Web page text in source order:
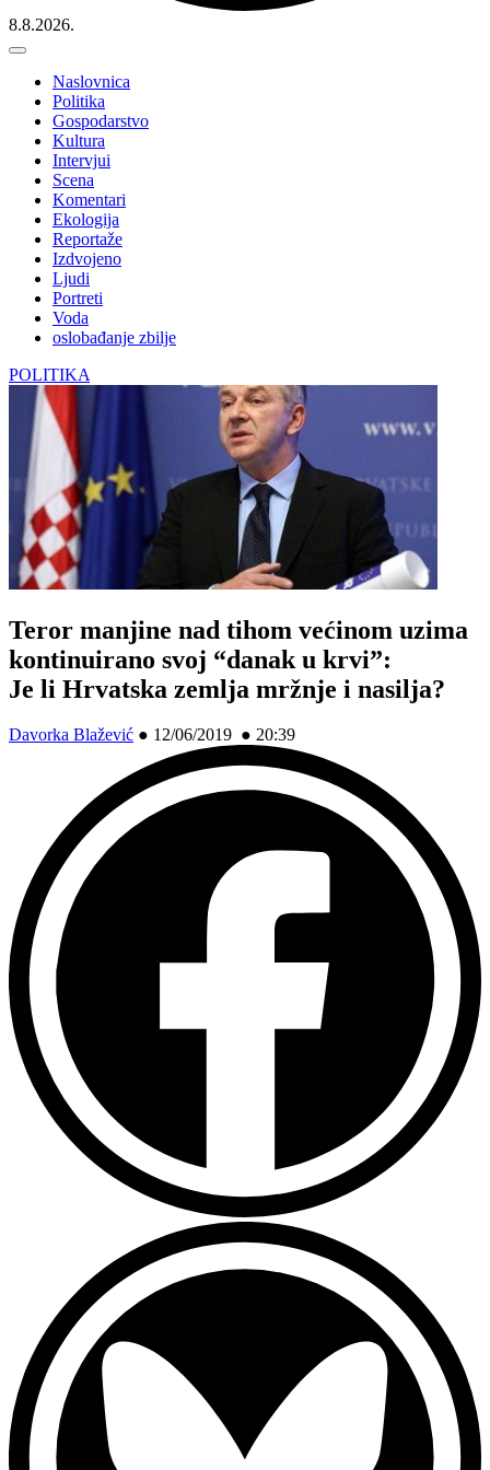
8.8.2026.
Naslovnica
Politika
Gospodarstvo
Kultura
Intervjui
Scena
Komentari
Ekologija
Reportaže
Izdvojeno
Ljudi
Portreti
Voda
oslobađanje zbilje
POLITIKA
Teror manjine nad tihom većinom uzima
kontinuirano svoj “danak u krvi”:
Je li Hrvatska zemlja mržnje i nasilja?
Davorka Blažević ● 12/06/2019 ● 20:39